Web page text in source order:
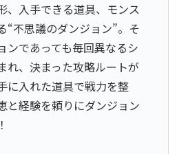
、入手できる道具、モンス
“不思議のダンジョン”。そ
ンであっても毎回異なるシ
れ、決まった攻略ルートが
に入れた道具で戦力を整
と経験を頼りにダンジョン